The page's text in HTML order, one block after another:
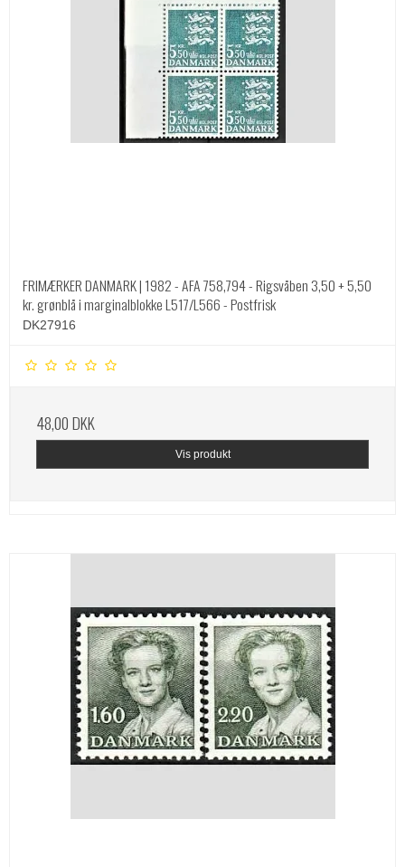
FRIMÆRKER DANMARK | 1982 - AFA 758,794 - Rigsvåben 3,50 + 5,50
kr. grønblå i marginalblokke L517/L566 - Postfrisk
DK27916
48,00 DKK
Vis produkt